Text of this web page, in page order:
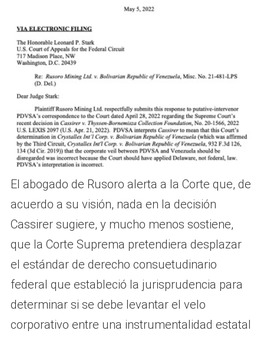
El abogado de Rusoro alerta a la Corte que, de
acuerdo a su visión, nada en la decisión
Cassirer sugiere, y mucho menos sostiene,
que la Corte Suprema pretendiera desplazar
el estándar de derecho consuetudinario
federal que estableció la jurisprudencia para
determinar si se debe levantar el velo
corporativo entre una instrumentalidad estatal